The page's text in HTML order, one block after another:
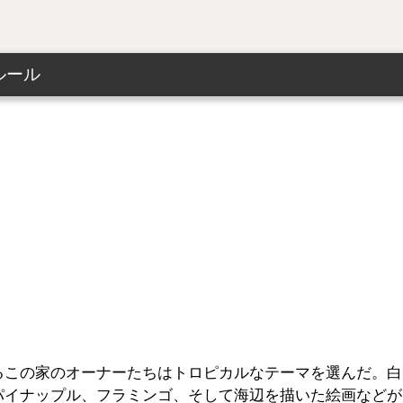
ール
の家のオーナーたちはトロピカルなテーマを選んだ。白
ナップル、フラミンゴ、そして海辺を描いた絵画などが